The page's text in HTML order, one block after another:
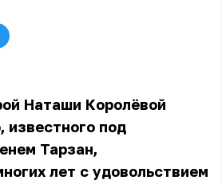
Наташи Королёвой
известного под
Тарзан,
лет с удовольствием